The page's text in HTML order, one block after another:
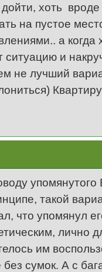
хоть
на пустое
а
ситуацию и
не лучший
такой
что упомянул
лично
им
сумок. А с